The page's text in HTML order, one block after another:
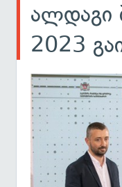
ალდაგი
2023